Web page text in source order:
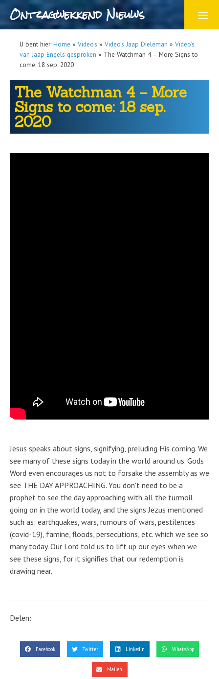
Ontzagwekkend Nieuws
U bent hier: Home » Video's » Video’s Jaap Dieleman » Video’s
van Jaap Engels gesproken » The Watchman 4 – More Signs to
come: 18 sep. 2020
The Watchman 4 – More
Signs to come: 18 sep.
2020
Jesus speaks about signs, signifying, preluding His coming. We
see many of these signs today in the world around us. Gods
Word even encourages us not to forsake the assembly as we
see THE DAY APPROACHING. You don't need to be a
prophet to see the day approaching with all the turmoil
going on in the world today, and the signs Jezus mentioned
such as: earthquakes, wars, rumours of wars, pestilences
(covid-19), famine, floods, persecutions, etc. which we see so
many today. Our Lord told us to lift up our eyes when we
see these signs, for it signifies that our redemption is
drawing near.
Delen:
Facebook Twitter LinkedIn WhatsApp
Mailen